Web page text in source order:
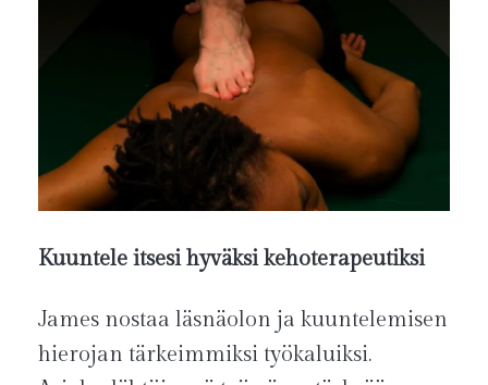
Kuuntele itsesi hyväksi kehoterapeutiksi
James nostaa läsnäolon ja kuuntelemisen
hierojan tärkeimmiksi työkaluiksi.